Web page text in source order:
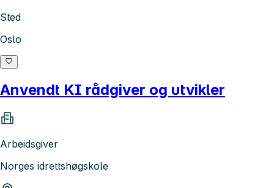
Sted
Oslo
Anvendt KI rådgiver og utvikler
Arbeidsgiver
Norges idrettshøgskole